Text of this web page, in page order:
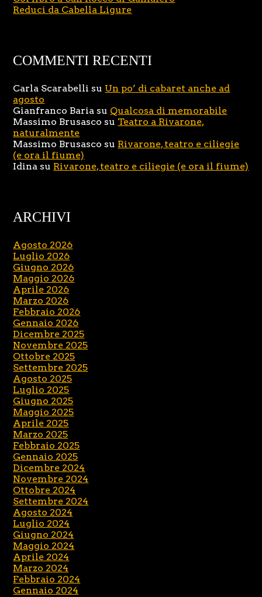
Reduci da Cabella Ligure
COMMENTI RECENTI
Carla Scarabelli su Un po’ di cabaret anche ad
agosto
Gianfranco Baria su Qualcosa di memorabile
Massimo Brusasco su Teatro a Rivarone,
naturalmente
Massimo Brusasco su Rivarone, teatro e ciliegie
(e ora il fiume)
Idina su Rivarone, teatro e ciliegie (e ora il fiume)
ARCHIVI
Agosto 2026
Luglio 2026
Giugno 2026
Maggio 2026
Aprile 2026
Marzo 2026
Febbraio 2026
Gennaio 2026
Dicembre 2025
Novembre 2025
Ottobre 2025
Settembre 2025
Agosto 2025
Luglio 2025
Giugno 2025
Maggio 2025
Aprile 2025
Marzo 2025
Febbraio 2025
Gennaio 2025
Dicembre 2024
Novembre 2024
Ottobre 2024
Settembre 2024
Agosto 2024
Luglio 2024
Giugno 2024
Maggio 2024
Aprile 2024
Marzo 2024
Febbraio 2024
Gennaio 2024